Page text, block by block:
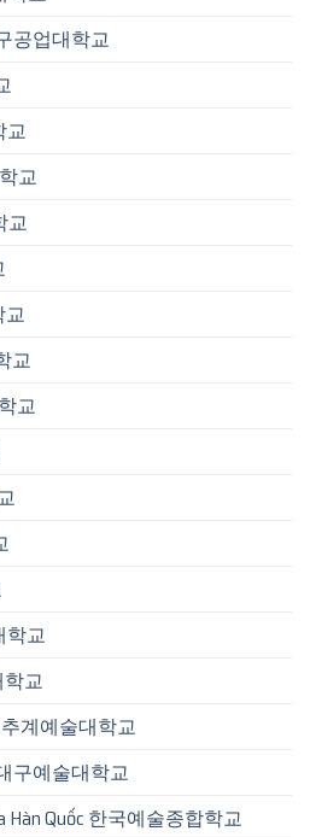
공업대학교
교
교
교
교
교
교
학교
학교
추계예술대학교
구예술대학교
Hàn Quốc 한국예술종합학교